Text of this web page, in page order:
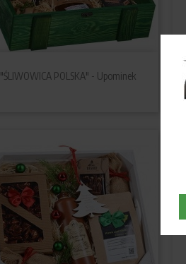
"ŚLIWOWICA POLSKA" - Upominek
